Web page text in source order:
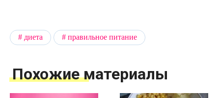
диета правильное питание
Похожие материалы